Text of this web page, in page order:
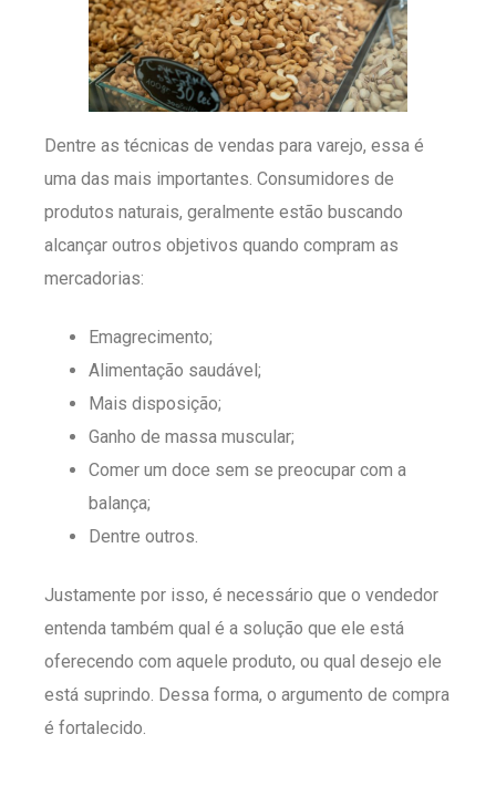
Dentre as técnicas de vendas para varejo, essa é
uma das mais importantes. Consumidores de
produtos naturais, geralmente estão buscando
alcançar outros objetivos quando compram as
mercadorias:
Emagrecimento;
Alimentação saudável;
Mais disposição;
Ganho de massa muscular;
Comer um doce sem se preocupar com a
balança;
Dentre outros.
Justamente por isso, é necessário que o vendedor
entenda também qual é a solução que ele está
oferecendo com aquele produto, ou qual desejo ele
está suprindo. Dessa forma, o argumento de compra
é fortalecido.